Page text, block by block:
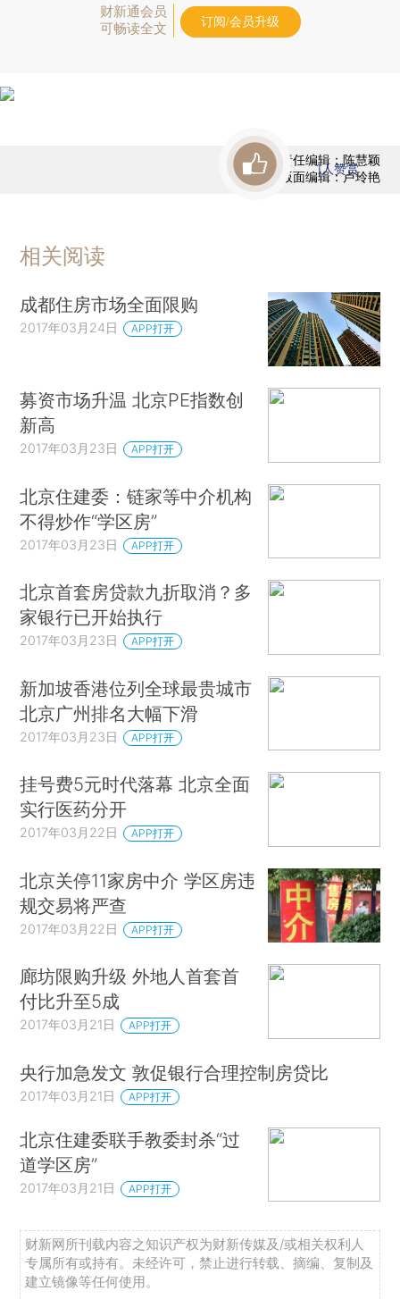
财新通会员
可畅读全文
订阅/会员升级
责任编辑：陈慧颖
版面编辑：卢玲艳
1人赞赏
相关阅读
成都住房市场全面限购
2017年03月24日 APP打开
募资市场升温 北京PE指数创
新高
2017年03月23日 APP打开
北京住建委：链家等中介机构
不得炒作“学区房”
2017年03月23日 APP打开
北京首套房贷款九折取消？多
家银行已开始执行
2017年03月23日 APP打开
新加坡香港位列全球最贵城市
北京广州排名大幅下滑
2017年03月23日 APP打开
挂号费5元时代落幕 北京全面
实行医药分开
2017年03月22日 APP打开
北京关停11家房中介 学区房违
规交易将严查
2017年03月22日 APP打开
廊坊限购升级 外地人首套首
付比升至5成
2017年03月21日 APP打开
央行加急发文 敦促银行合理控制房贷比
2017年03月21日 APP打开
北京住建委联手教委封杀“过
道学区房”
2017年03月21日 APP打开
财新网所刊载内容之知识产权为财新传媒及/或相关权利人
专属所有或持有。未经许可，禁止进行转载、摘编、复制及
建立镜像等任何使用。